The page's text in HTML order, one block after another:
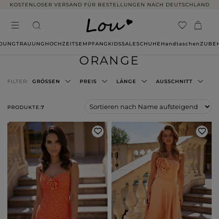
KOSTENLOSER VERSAND FÜR BESTELLUNGEN NACH DEUTSCHLAND
TRAUUNG HOCHZEITSEMPFANG KIDSSALESCHUHE Handtaschen
ORANGE
PRODUKTE:7
FILTER: GRÖSSEN PREIS LÄNGE AUSSCHNITT